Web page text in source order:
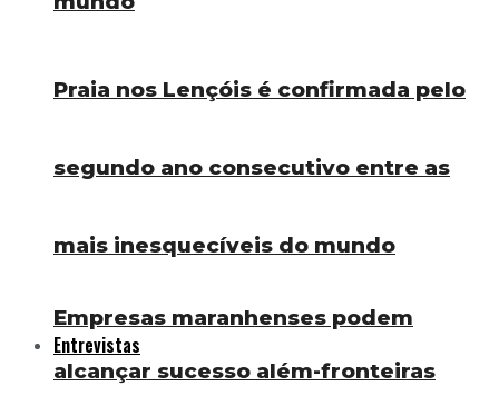
Empresas maranhenses podem
alcançar sucesso além-fronteiras
Praia nos Lençóis é confirmada pelo
segundo ano consecutivo entre as
mais inesquecíveis do mundo
Entrevistas